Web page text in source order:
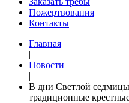
Пожертвования
Контакты
Главная
|
Новости
|
В дни Светлой
традиционные